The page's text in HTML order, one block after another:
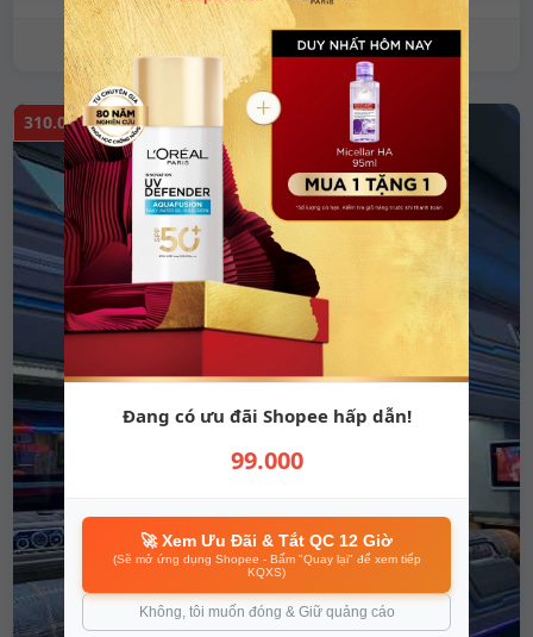
Xem chi tiết lịch trình & điểm đón
310.000 đ
Đang có ưu đãi Shopee hấp dẫn!
99.000
🚀 Xem Ưu Đãi & Tắt QC 12 Giờ
(Sẽ mở ứng dụng Shopee - Bấm "Quay lại" để xem tiếp
KQXS)
Không, tôi muốn đóng & Giữ quảng cáo